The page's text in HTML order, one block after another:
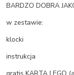
BARDZO DOBRA
w zestawie:
klocki
instrukcja